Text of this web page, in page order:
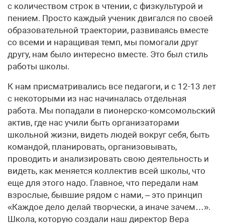
с количеством строк в чтении, с физкультурой и
пением. Просто каждый ученик двигался по своей
образовательной траектории, развиваясь вместе
со всеми и наращивая темп, мы помогали друг
другу, нам было интересно вместе. Это был стиль
работы школы.
К нам присматривались все педагоги, и с 12-13 лет
с некоторыми из нас начиналась отдельная
работа. Мы попадали в пионерско-комсомольский
актив, где нас учили быть организаторами
школьной жизни, видеть людей вокруг себя, быть
командой, планировать, организовывать,
проводить и анализировать свою деятельность и
видеть, как меняется коллектив всей школы, что
еще для этого надо. Главное, что передали нам
взрослые, бывшие рядом с нами, – это принцип
«Каждое дело делай творчески, а иначе зачем…».
Школа, которую создали наш директор Вера